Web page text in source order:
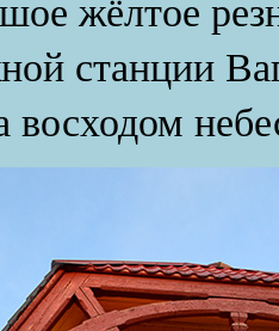
станции
восходом